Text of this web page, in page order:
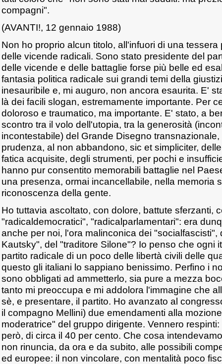
compagni".
(AVANTI!, 12 gennaio 1988)
Non ho proprio alcun titolo, all'infuori di una tessera
delle vicende radicali. Sono stato presidente del
delle vicende e delle battaglie forse più belle ed
fantasia politica radicale sui grandi temi della
inesauribile e, mi auguro, non ancora esaurita. E'
là dei facili slogan, estremamente importante. Per
doloroso e traumatico, ma importante. E' stato, a
scontro tra il volo dell'utopia, tra la generosità
incontestabile) del Grande Disegno
prudenza, al non abbandono, sic et simpliciter,
fatica acquisite, degli strumenti, per pochi e
hanno pur consentito memorabili battaglie nel
una presenza, ormai incancellabile, nella memoria
riconoscenza della gente.
Ho tuttavia ascoltato, con dolore, battute sferzanti,
"radicaldemocratici", "radicalparlamentari": era
anche per noi, l'ora malinconica dei "socialfascisti",
Kautsky", del "traditore Silone"? Io penso che ogni
partito radicale di un poco delle libertà civili delle
questo gli italiani lo sappiano benissimo. Perfino i
sono obbligati ad ammetterlo, sia pure a mezza
tanto mi preoccupa e mi addolora l'immagine che
sè, e presentare, il partito. Ho avanzato al
il compagno Mellini) due emendamenti alla
moderatrice" del gruppo dirigente. Vennero
però, di circa il 40 per cento. Che cosa
non rinuncia, da ora e da subito, alle possibili
ed europee: il non vincolare, con mentalità poco fisc